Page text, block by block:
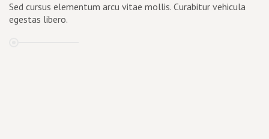
Sed cursus elementum arcu vitae mollis. Curabitur vehicula
egestas libero.